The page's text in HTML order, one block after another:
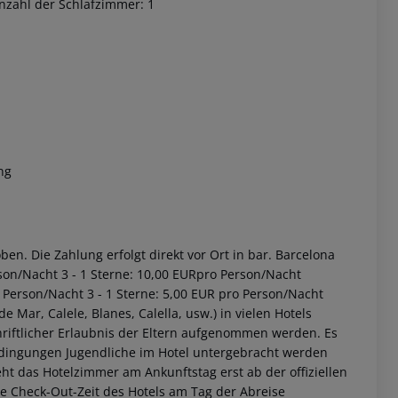
der Schlafzimmer: 1
Die Zahlung erfolgt direkt vor Ort in bar. Barcelona
Nacht 3 - 1 Sterne: 10,00 EURpro Person/Nacht
Nacht 3 - 1 Sterne: 5,00 EUR pro Person/Nacht
Mar, Calele, Blanes, Calella, usw.) in vielen Hotels
Erlaubnis der Eltern aufgenommen werden. Es
Jugendliche im Hotel untergebracht werden
das Hotelzimmer am Ankunftstag erst ab der offiziellen
Out-Zeit des Hotels am Tag der Abreise